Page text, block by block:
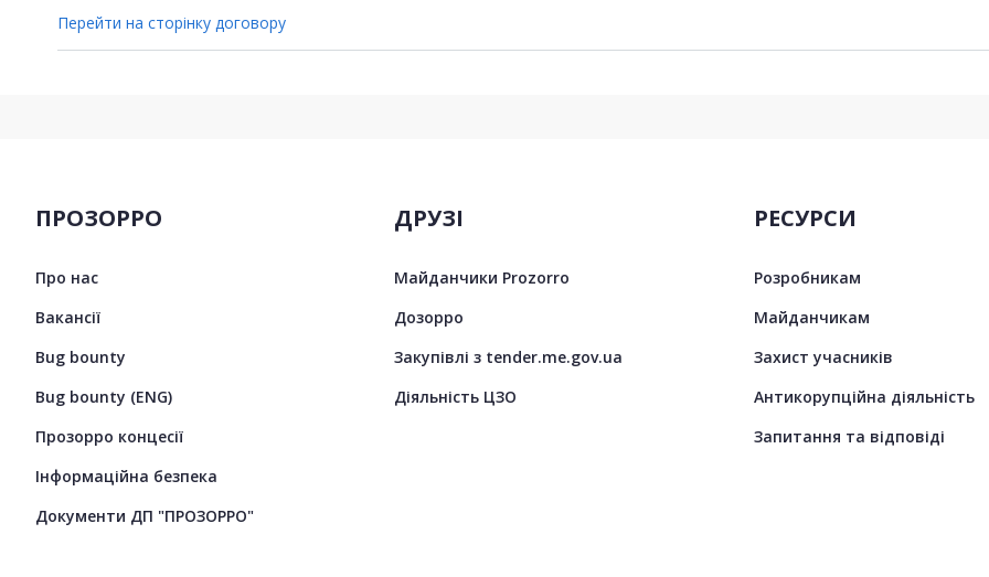
Перейти на сторінку договору
ПРОЗОРРО
Про нас
Вакансії
Bug bounty
Bug bounty (ENG)
Прозорро концесії
Інформаційна безпека
Документи ДП "ПРОЗОРРО"
ДРУЗІ
Майданчики Prozorro
Дозорро
Закупівлі з tender.me.gov.ua
Діяльність ЦЗО
РЕСУРСИ
Розробникам
Майданчикам
Захист учасників
Антикорупційна діяльність
Запитання та відповіді